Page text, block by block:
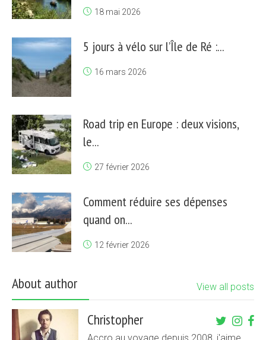
18 mai 2026
5 jours à vélo sur l’Île de Ré :...
16 mars 2026
Road trip en Europe : deux visions,
le...
27 février 2026
Comment réduire ses dépenses
quand on...
12 février 2026
About author View all posts
Christopher